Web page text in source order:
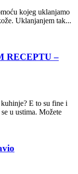
kojeg uklanjamo
Uklanjanjem tak...
RECEPTU –
E to su fine i
u ustima. Možete